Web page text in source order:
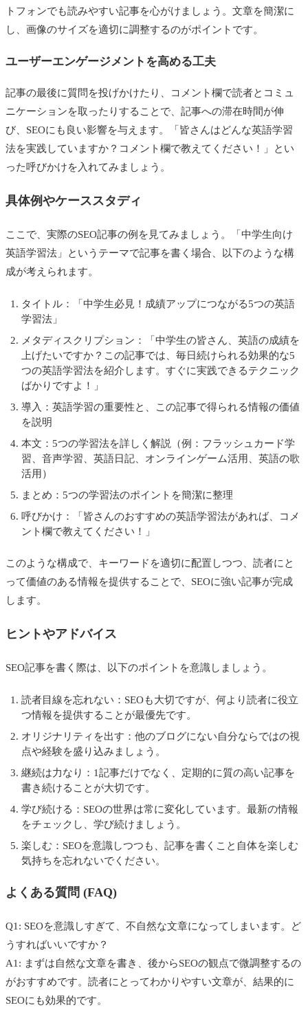
トフォンでも読みやすい記事を心がけましょう。文章を簡潔に
し、画像のサイズを適切に調整するのがポイントです。
ユーザーエンゲージメントを高める工夫
記事の最後に質問を投げかけたり、コメント欄で読者とコミュ
ニケーションを取ったりすることで、記事への滞在時間が伸
び、SEOにも良い影響を与えます。「皆さんはどんな英語学習
法を実践していますか？コメント欄で教えてください！」とい
った呼びかけを入れてみましょう。
具体例やケーススタディ
ここで、実際のSEO記事の例を見てみましょう。「中学生向け
英語学習法」というテーマで記事を書く場合、以下のような構
成が考えられます。
タイトル：「中学生必見！成績アップにつながる5つの英語
学習法」
メタディスクリプション：「中学生の皆さん、英語の成績を
上げたいですか？この記事では、毎日続けられる効果的な5
つの英語学習法を紹介します。すぐに実践できるテクニック
ばかりですよ！」
導入：英語学習の重要性と、この記事で得られる情報の価値
を説明
本文：5つの学習法を詳しく解説（例：フラッシュカード学
習、音声学習、英語日記、オンラインゲーム活用、英語の歌
活用）
まとめ：5つの学習法のポイントを簡潔に整理
呼びかけ：「皆さんのおすすめの英語学習法があれば、コメ
ント欄で教えてください！」
このような構成で、キーワードを適切に配置しつつ、読者にと
って価値のある情報を提供することで、SEOに強い記事が完成
します。
ヒントやアドバイス
SEO記事を書く際は、以下のポイントを意識しましょう。
読者目線を忘れない：SEOも大切ですが、何より読者に役立
つ情報を提供することが最優先です。
オリジナリティを出す：他のブログにない自分ならではの視
点や経験を盛り込みましょう。
継続は力なり：1記事だけでなく、定期的に質の高い記事を
書き続けることが大切です。
学び続ける：SEOの世界は常に変化しています。最新の情報
をチェックし、学び続けましょう。
楽しむ：SEOを意識しつつも、記事を書くこと自体を楽しむ
気持ちを忘れないでください。
よくある質問 (FAQ)
Q1: SEOを意識しすぎて、不自然な文章になってしまいます。ど
うすればいいですか？
A1: まずは自然な文章を書き、後からSEOの観点で微調整するの
がおすすめです。読者にとってわかりやすい文章が、結果的に
SEOにも効果的です。